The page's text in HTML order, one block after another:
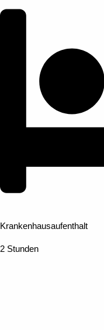
Krankenhausaufenthalt
2 Stunden